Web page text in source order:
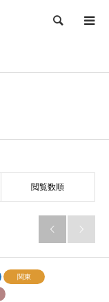
検索
閲覧数順
 
関東